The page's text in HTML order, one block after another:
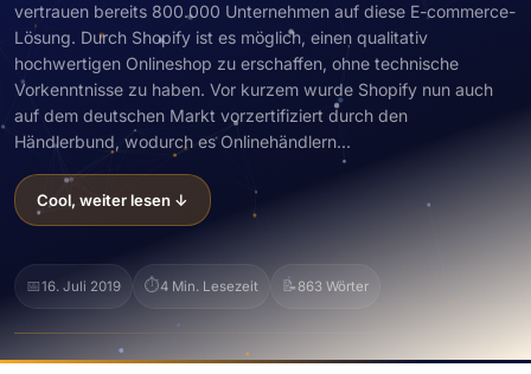
vertrauen bereits 800.000 Unternehmen auf diese E-commerce-
Lösung. Durch Shopify ist es möglich, einen qualitativ
hochwertigen Onlineshop zu erschaffen, ohne technische
Vorkenntnisse zu haben. Vor kurzem wurde Shopify nun auch
auf dem deutschen Markt vorzertifiziert durch den
Händlerbund, wodurch es Onlinehändlern...
Cool, weiter lesen ↓
📅16. Juli 2019 ⏱️4 Min. Lesezeit 📝863 Wörter